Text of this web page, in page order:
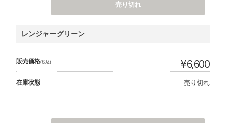
売り切れ
レンジャーグリーン
販売価格(税込) ¥6,600
在庫状態 売り切れ